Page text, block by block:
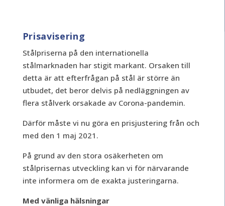
Prisavisering
Stålpriserna på den internationella
stålmarknaden har stigit markant. Orsaken till
detta är att efterfrågan på stål är större än
utbudet, det beror delvis på nedläggningen av
flera stålverk orsakade av Corona-pandemin.
Därför måste vi nu göra en prisjustering från och
med den 1 maj 2021.
På grund av den stora osäkerheten om
stålprisernas utveckling kan vi för närvarande
inte informera om de exakta justeringarna.
Med vänliga hälsningar